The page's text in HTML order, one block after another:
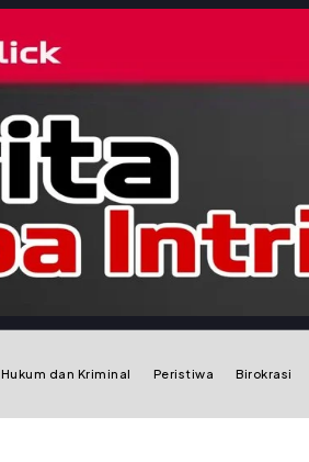
Hukum dan Kriminal Peristiwa Birokrasi